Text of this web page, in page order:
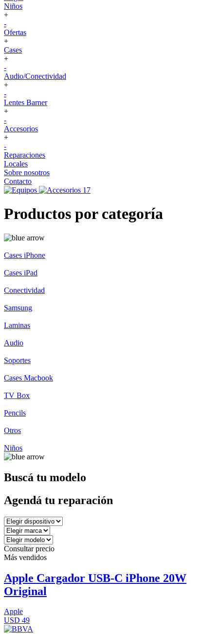
Niños
+
-
Ofertas
+
Cases
+
-
Audio/Conectividad
+
-
Lentes Barner
+
-
Accesorios
+
-
Reparaciones
Locales
Sobre nosotros
Contacto
Productos por categoría
Cases iPhone
Cases iPad
Conectividad
Samsung
Laminas
Audio
Soportes
Cases Macbook
TV Box
Pencils
Otros
Niños
Buscá tu modelo
Agendá tu reparación
Consultar precio
Más vendidos
Apple Cargador USB-C iPhone 20W
Original
Apple
USD 49